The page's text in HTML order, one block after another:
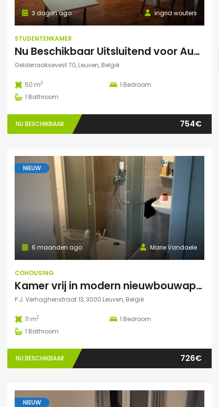
ingrid wouters
3 dagen ago
STUDENTENKAMER
Nu Beschikbaar Uitsluitend voor Augustus 2026 in Leuven Studio
Geldenaaksevest 70, Leuven, België
50 m2 1 Bedroom
1 Bathroom
NU BESCHIKBAAR 754€
NIEUW
Marie Vandaele
6 maanden ago
COHOUSING
Kamer vrij in modern nieuwbouwappartement Leuven
P.J. Verhaghenstraat 13, 3000 Leuven, België
11 m2 1 Bedroom
1 Bathroom
NU BESCHIKBAAR 726€
NIEUW